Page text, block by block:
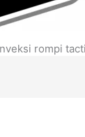
rompi